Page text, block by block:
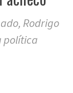
Rodrigo
política